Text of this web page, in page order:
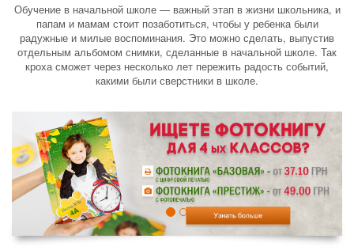
Обучение в начальной школе — важный этап в жизни школьника, и
папам и мамам стоит позаботиться, чтобы у ребенка были
радужные и милые воспоминания. Это можно сделать, выпустив
отдельным альбомом снимки, сделанные в начальной школе. Так
кроха сможет через несколько лет пережить радость событий,
какими были сверстники в школе.